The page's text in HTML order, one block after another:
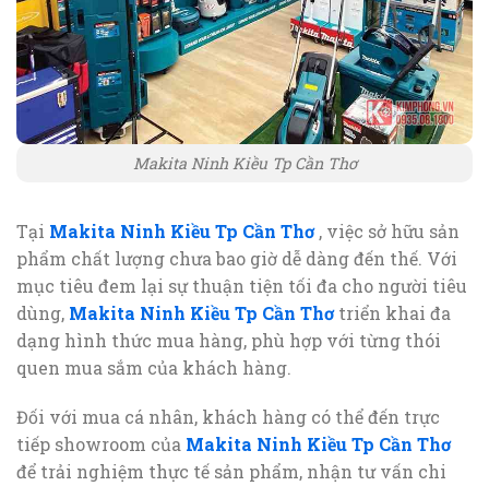
Makita Ninh Kiều Tp Cần Thơ
Tại Makita Ninh Kiều Tp Cần Thơ, việc sở hữu sản
phẩm chất lượng chưa bao giờ dễ dàng đến thế. Với
mục tiêu đem lại sự thuận tiện tối đa cho người tiêu
dùng, Makita Ninh Kiều Tp Cần Thơtriển khai đa
dạng hình thức mua hàng, phù hợp với từng thói
quen mua sắm của khách hàng.
Đối với mua cá nhân, khách hàng có thể đến trực
tiếp showroom của Makita Ninh Kiều Tp Cần Thơ
để trải nghiệm thực tế sản phẩm, nhận tư vấn chi